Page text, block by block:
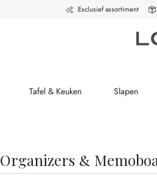
Exclusief assortiment
Tafel & Keuken Slapen
Organizers &